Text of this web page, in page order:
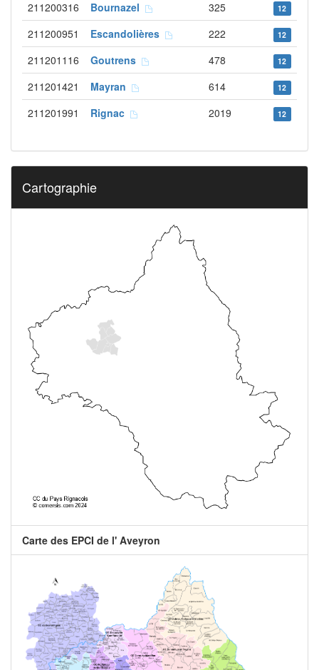
211200316 Bournazel 325 12
211200951 Escandolières 222 12
211201116 Goutrens 478 12
211201421 Mayran 614 12
211201991 Rignac 2019 12
Cartographie
Carte des EPCI de l' Aveyron